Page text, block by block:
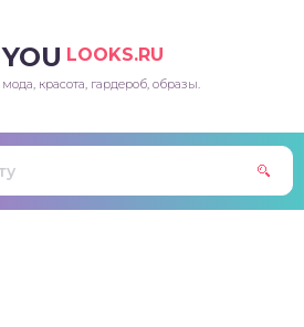
YOU LOOKS.RU
мода, красота, гардероб, образы.